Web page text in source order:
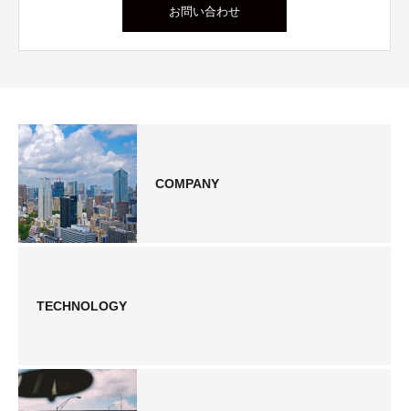
お問い合わせ
COMPANY
TECHNOLOGY